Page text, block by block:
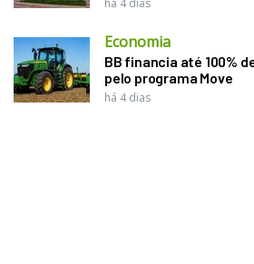
há 4 dias
Economia
BB financia até 100%
pelo programa Move
há 4 dias